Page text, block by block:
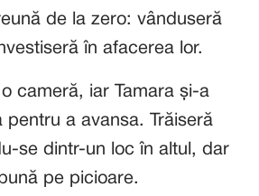
de la zero: vânduseră
în afacerea lor.
cameră, iar Tamara și-a
pentru a avansa. Trăiseră
se dintr-un loc în altul, dar
pe picioare.